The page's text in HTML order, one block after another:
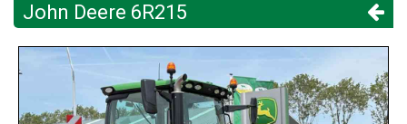
John Deere 6R215